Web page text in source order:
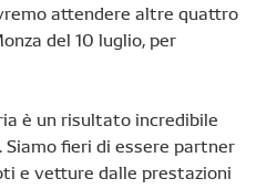
attendere altre quattro
del 10 luglio, per
è un risultato incredibile
Siamo fieri di essere partner
e vetture dalle prestazioni